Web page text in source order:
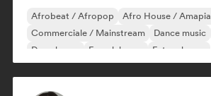
Afrobeat / Afropop
Afro House /
Commerciale / Mainstream
Dance music
Deep house
French house Future house